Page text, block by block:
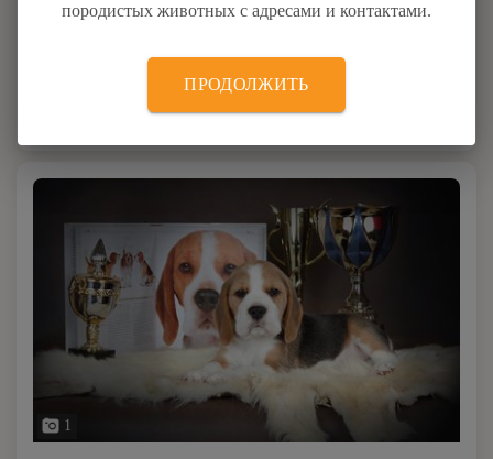
породистых животных с адресами и контактами.
ПРОДОЛЖИТЬ
ул. Молостовых 11-1-9
1